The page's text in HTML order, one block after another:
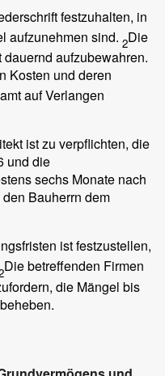
festzuhalten, in
aufzunehmen sind. 2Die
aufzubewahren.
Kosten und deren
auf Verlangen
ist zu verpflichten, die
und die
sechs Monate nach
Bauherrn dem
ist festzustellen,
Die betreffenden Firmen
die Mängel bis